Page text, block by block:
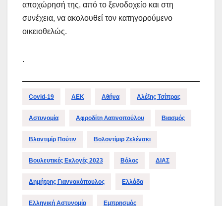
αποχώρησή της, από το ξενοδοχείο και στη
συνέχεια, να ακολουθεί τον κατηγορούμενο
οικειοθελώς.
.
Covid-19 ΑΕΚ Αθήνα Αλέξης Τσίπρας
Αστυνομία Αφροδίτη Λατινοπούλου Βιασμός
Βλαντιμίρ Πούτιν Βολοντίμιρ Ζελένσκι
Βουλευτικές Εκλογές 2023 Βόλος ΔΙΑΣ
Δημήτρης Γιαννακόπουλος Ελλάδα
Ελληνική Αστυνομία Εμπρησμός